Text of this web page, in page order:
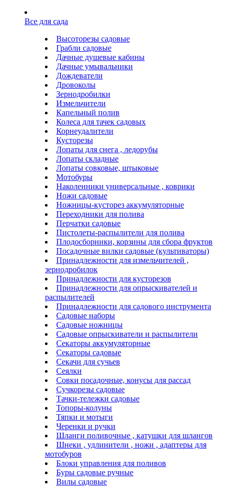
Все для сада
Высоторезы садовые
Грабли садовые
Дачные душевые кабины
Дачные умывальники
Дождеватели
Дровоколы
Зернодробилки
Измельчители
Капельный полив
Колеса для тачек садовых
Корнеудалители
Кусторезы
Лопаты для снега , ледорубы
Лопаты складные
Лопаты совковые, штыковые
Мотобуры
Наколенники универсальные , коврики
Ножи садовые
Ножницы-кусторез аккумуляторные
Переходники для полива
Перчатки садовые
Пистолеты-распылители для полива
Плодосборники, корзины для сбора фруктов
Посадочные вилки садовые (культиваторы)
Принадлежности для измельчителей ,
зернодробилок
Принадлежности для кусторезов
Принадлежности для опрыскивателей и
распылителей
Принадлежности для садового инструмента
Садовые наборы
Садовые ножницы
Садовые опрыскиватели и распылители
Секаторы аккумуляторные
Секаторы садовые
Секачи для сучьев
Сеялки
Совки посадочные, конусы для рассад
Сучкорезы садовые
Тачки-тележки садовые
Топоры-колуны
Тяпки и мотыги
Черенки и ручки
Шланги поливочные , катушки для шлангов
Шнеки , удлинители , ножи , адаптеры для
мотобуров
Блоки управления для поливов
Буры садовые ручные
Вилы садовые